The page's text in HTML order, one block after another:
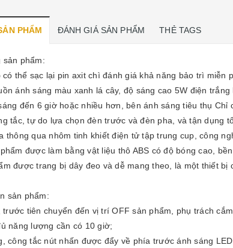
PHẨM ĐÁNH GIÁ SẢN PHẨM THẺ TAGS
sản phẩm:
có thể sạc lại pin axit chì đánh giá khả năng bảo trì
ánh sáng màu xanh lá cây, độ sáng cao 5W điện
đến 6 giờ hoặc nhiều hơn, bên ánh sáng tiêu thụ
tắc, tự do lựa chọn đèn trước và đèn pha, và tận dụng
thông qua nhôm tinh khiết điện tử tập trung cup, công
được làm bằng vật liệu thô ABS có độ bóng cao,
được trang bị dây đeo và dễ mang theo, là một thiết
sản phẩm:
trước tiên chuyển đến vị trí OFF sản phẩm, phụ trách
năng lượng cần có 10 giờ;
công tắc nút nhấn được đẩy về phía trước ánh sáng